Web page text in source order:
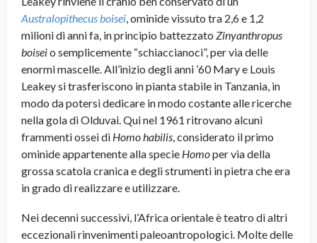
Australopithecus boisei , ominide vissuto tra 2,6 e 1,2
milioni di anni fa, in principio battezzato Zinyanthropus
boiseio semplicemente “schiaccianoci”, per via delle
enormi mascelle. All’inizio degli anni ’60 Mary e Louis
Leakey si trasferiscono in pianta stabile in Tanzania, in
modo da potersi dedicare in modo costante alle ricerche
nella gola di Olduvai. Qui nel 1961 ritrovano alcuni
frammenti ossei di Homo habilis , considerato il primo
ominide appartenente alla specie Homoper via della
grossa scatola cranica e degli strumenti in pietra che era
in grado di realizzare e utilizzare.
Nei decenni successivi, l’Africa orientale è teatro di altri
eccezionali rinvenimenti paleoantropologici. Molte delle